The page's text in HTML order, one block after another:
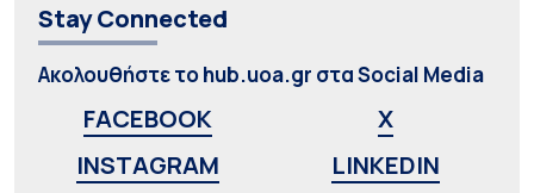
Stay Connected
Ακολουθήστε το hub.uoa.gr στα Social Media
FACEBOOK
X
INSTAGRAM
LINKEDIN